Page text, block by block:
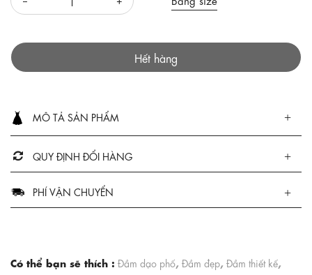
Hết hàng
MÔ TẢ SẢN PHẨM
QUY ĐỊNH ĐỔI HÀNG
PHÍ VẬN CHUYỂN
Có thể bạn sẽ thích : Đầm dạo phố, Đầm đẹp, Đầm thiết kế,